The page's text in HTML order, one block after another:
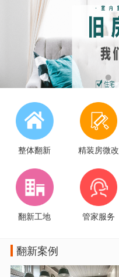
整体翻新 精装房微改
翻新工地 管家服务
翻新案例